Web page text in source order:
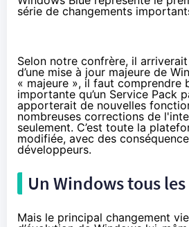
série de changements
Selon notre confrère, il
d’une mise à jour majeure de
« majeure », il faut comprendre
importante qu’un Service Pack
apporterait de nouvelles
nombreuses corrections de
seulement. C’est toute la
modifiée, avec des
développeurs.
Un Windows tous
Mais le principal changement